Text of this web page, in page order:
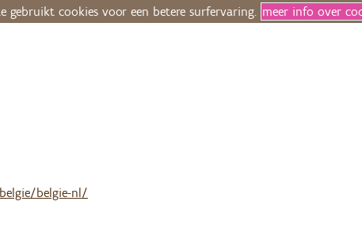
belgie-nl/
gebruikt cookies voor een betere surfervaring. meer info over